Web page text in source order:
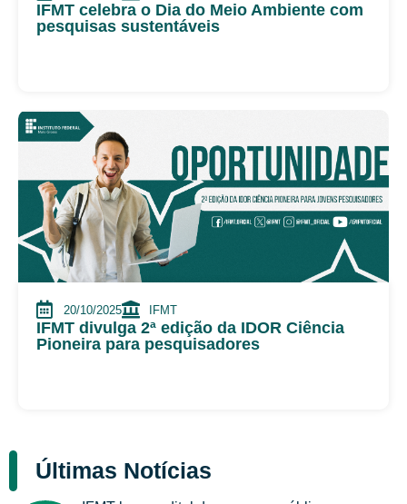
IFMT celebra o Dia do Meio Ambiente com
pesquisas sustentáveis
20/10/2025 IFMT
IFMT divulga 2ª edição da IDOR Ciência
Pioneira para pesquisadores
Últimas Notícias